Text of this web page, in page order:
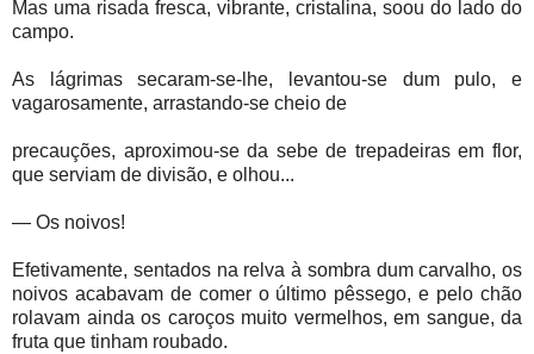
Mas uma risada fresca, vibrante, cristalina, soou do lado do
campo.
As lágrimas secaram-se-lhe, levantou-se dum pulo, e
vagarosamente, arrastando-se cheio de
precauções, aproximou-se da sebe de trepadeiras em flor,
que serviam de divisão, e olhou...
— Os noivos!
Efetivamente, sentados na relva à sombra dum carvalho, os
noivos acabavam de comer o último pêssego, e pelo chão
rolavam ainda os caroços muito vermelhos, em sangue, da
fruta que tinham roubado.